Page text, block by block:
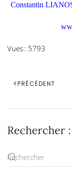
Constantin
Vues : 5793
PRÉCÉDENT
Rechercher :